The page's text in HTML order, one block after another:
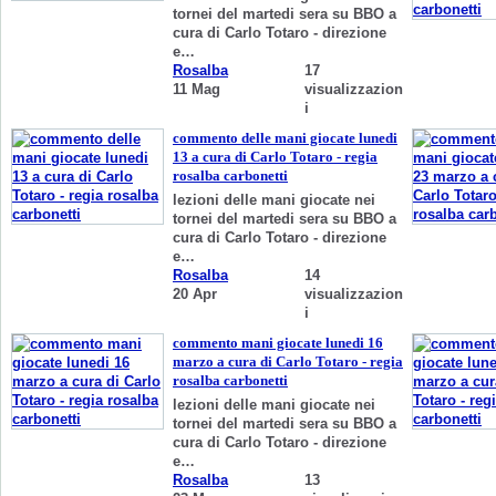
tornei del martedi sera su BBO a
cura di Carlo Totaro - direzione
e…
Rosalba
11 Mag
17
visualizzazion
i
commento delle mani giocate lunedi
13 a cura di Carlo Totaro - regia
rosalba carbonetti
lezioni delle mani giocate nei
tornei del martedi sera su BBO a
cura di Carlo Totaro - direzione
e…
Rosalba
20 Apr
14
visualizzazion
i
commento mani giocate lunedi 16
marzo a cura di Carlo Totaro - regia
rosalba carbonetti
lezioni delle mani giocate nei
tornei del martedi sera su BBO a
cura di Carlo Totaro - direzione
e…
Rosalba
13